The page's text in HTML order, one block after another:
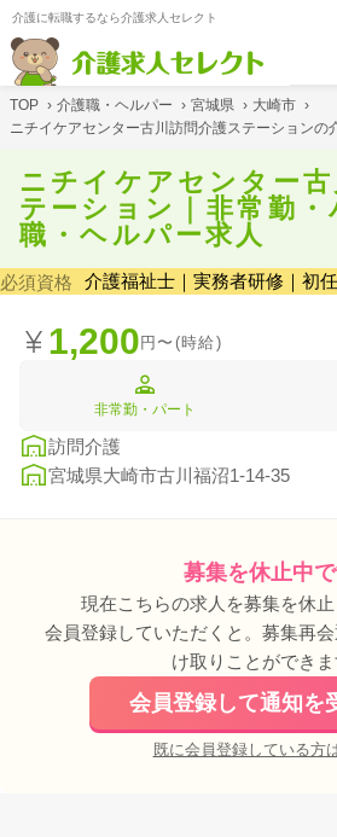
介護に転職するなら介護求人セレクト
TOP › 介護職・ヘルパー › 宮城県 › 大崎市 ›
ニチイケアセンター古川訪問介護ステーションの
ニチイケアセンター古
テーション｜非常勤・
職・ヘルパー求人
必須資格 介護福祉士｜実務者研修｜初
1,200円〜(時給)
非常勤・パート
訪問介護
宮城県大崎市古川福沼1-14-35
募集を休止中
現在こちらの求人を募集を休止
会員登録していただくと。募集再
け取りことができま
会員登録して通知を
既に会員登録している方